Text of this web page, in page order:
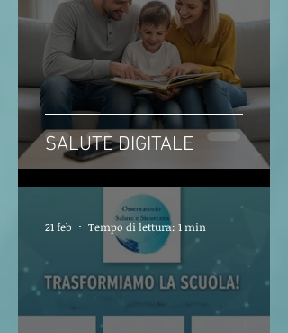
SALUTE DIGITALE
21 feb Tempo di lettura: 1 min